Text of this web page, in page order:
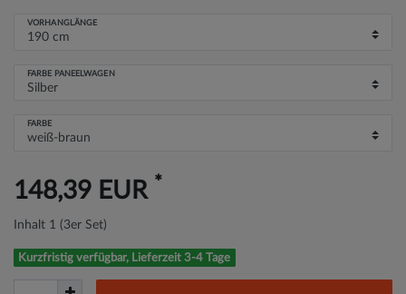
VORHANGLÄNGE
FARBE PANEELWAGEN
FARBE
148,39 EUR *
Inhalt 1 (3er Set)
Kurzfristig verfügbar, Lieferzeit 3-4 Tage